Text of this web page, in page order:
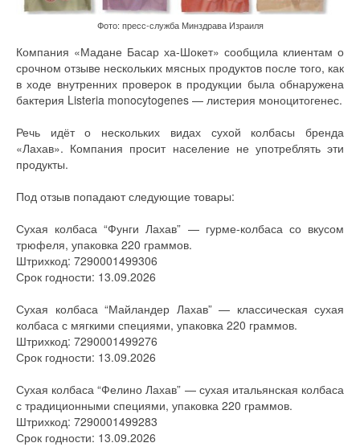
Фото: пресс-служба Минздрава Израиля
Компания «Мадане Басар ха-Шокет» сообщила клиентам о
срочном отзыве нескольких мясных продуктов после того, как
в ходе внутренних проверок в продукции была обнаружена
бактерия Listeria monocytogenes — листерия моноцитогенес.
Речь идёт о нескольких видах сухой колбасы бренда
«Лахав». Компания просит население не употреблять эти
продукты.
Под отзыв попадают следующие товары:
Сухая колбаса “Фунги Лахав” — гурме-колбаса со вкусом
трюфеля, упаковка 220 граммов.
Штрихкод: 7290001499306
Срок годности: 13.09.2026
Сухая колбаса “Майландер Лахав” — классическая сухая
колбаса с мягкими специями, упаковка 220 граммов.
Штрихкод: 7290001499276
Срок годности: 13.09.2026
Сухая колбаса “Фелино Лахав” — сухая итальянская колбаса
с традиционными специями, упаковка 220 граммов.
Штрихкод: 7290001499283
Срок годности: 13.09.2026